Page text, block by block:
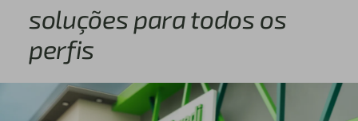
soluções para todos os
perfis